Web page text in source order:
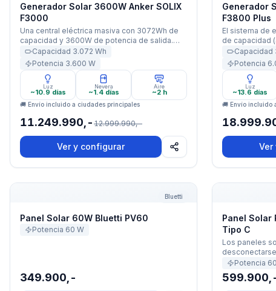
Generador Solar 3600W Anker SOLIX
F3000
Una central eléctrica masiva con 3072Wh de
capacidad y 3600W de potencia de salida.
Diseñada para un rendimiento extremo, con
ruedas integradas para facilitar su transporte.
Capacidad 3.072 Wh
Potencia 3.600 W
Luz
~10.9 días
Nevera
~1.4 días
Aire
~2 h
🚚 Envío incluido a ciudades principales
11.249.990,- 12.999.990,-
Ver y configurar
Generador
F3800 Plus
El sistema de
de capacidad
de 6000W,
eléctrico de tu
completo.
Capacidad
Potencia
Luz
~13.6 días
🚚 Envío incluido
Ver
Panel Solar 60W Bluetti PV60
Bluetti
Panel Solar 60W Bluetti PV60
Potencia 60 W
349.900,-
Panel Solar
Panel Solar
Tipo C
Los paneles
fabricados
portátiles,
Potencia 60